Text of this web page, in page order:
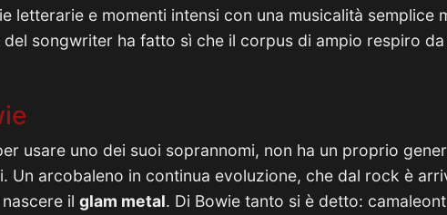
letterarie e momenti intensi con una musicalità semplice
del songwriter ha fatto sì che il corpus di ampio respiro
usare uno dei suoi soprannomi, non ha un proprio
Un arcobaleno in continua evoluzione, che dal rock è
il glam metal. Di Bowie tanto si è detto: